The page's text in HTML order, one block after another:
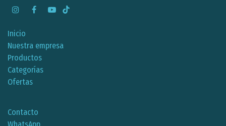
Inicio
Nuestra empresa
Productos
Categorías
Ofertas
Contacto